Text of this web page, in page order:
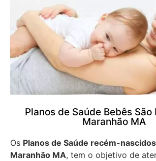
Planos de Saúde Bebês
Maranhão MA
Os Planos de Saúde recém-
Maranhão MA, tem o objetivo de